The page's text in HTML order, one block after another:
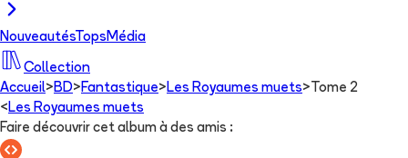
NouveautésTops Média
Collection
Accueil> BD> Fantastique> Les Royaumes muets> Tome 2
< Les Royaumes muets
Faire découvrir cet album à des amis :